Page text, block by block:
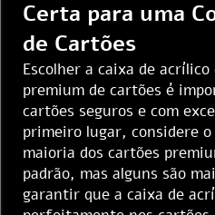
Certa para uma
de Cartões
Escolher a caixa de
premium de cartões é
cartões seguros e com
primeiro lugar, considere
maioria dos cartões
padrão, mas alguns são
garantir que a caixa de